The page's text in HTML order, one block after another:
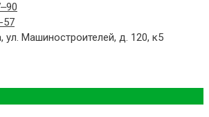
57
ул. Машиностроителей, д. 120, к5